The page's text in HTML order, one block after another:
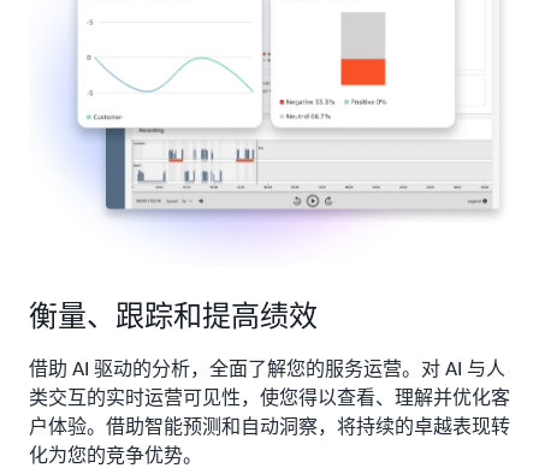
衡量、跟踪和提高绩效
借助 AI 驱动的分析，全面了解您的服务运营。对 AI 与人
类交互的实时运营可见性，使您得以查看、理解并优化客
户体验。借助智能预测和自动洞察，将持续的卓越表现转
化为您的竞争优势。